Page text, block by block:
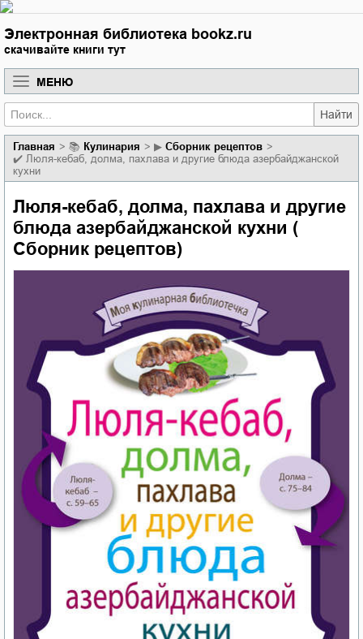
Электронная библиотека bookz.ru
скачивайте книги тут
МЕНЮ
Найти
Главная 📚 кулинария ▶ Сборник рецептов
✔️ Люля-кебаб, долма, пахлава и другие блюда азербайджанской
кухни
Люля-кебаб, долма, пахлава и другие
блюда азербайджанской кухни (
Сборник рецептов)